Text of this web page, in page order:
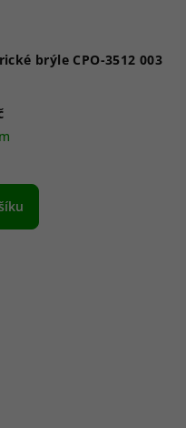
brýle CPO-3512 003